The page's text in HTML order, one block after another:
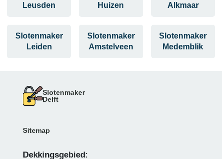
Leusden
Huizen
Alkmaar
Slotenmaker
Leiden
Slotenmaker
Amstelveen
Slotenmaker
Medemblik
Slotenmaker
Delft
Sitemap
Dekkingsgebied: